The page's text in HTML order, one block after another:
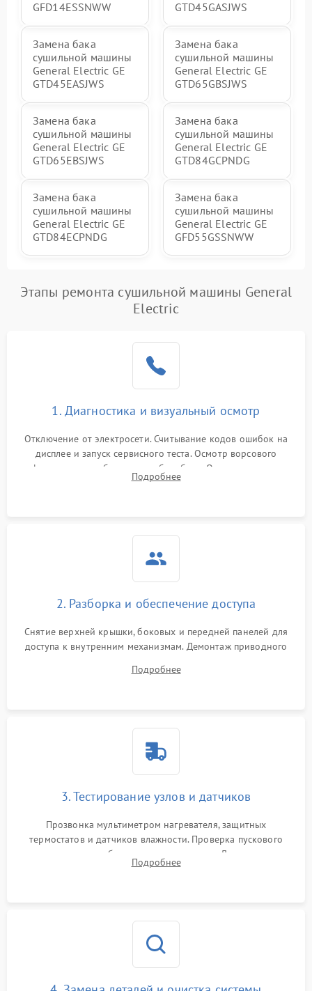
GFD14ESSNWW
GTD45GASJWS
Замена бака
сушильной машины
General Electric GE
GTD45EASJWS
Замена бака
сушильной машины
General Electric GE
GTD65GBSJWS
Замена бака
сушильной машины
General Electric GE
GTD65EBSJWS
Замена бака
сушильной машины
General Electric GE
GTD84GCPNDG
Замена бака
сушильной машины
General Electric GE
GTD84ECPNDG
Замена бака
сушильной машины
General Electric GE
GFD55GSSNWW
Этапы ремонта сушильной машины General
Electric
1. Диагностика и визуальный осмотр
Отключение от электросети. Считывание кодов ошибок на
дисплее и запуск сервисного теста. Осмотр ворсового
фильтра, теплообменника и барабана. Опрос клиента о
неисправностях (не сушит, не крутит барабан, сильно шумит
Подробнее
2. Разборка и обеспечение доступа
Снятие верхней крышки, боковых и передней панелей для
доступа к внутренним механизмам. Демонтаж приводного
Обеспечение свободного доступа к ТЭНу, компрессору,
Подробнее
3. Тестирование узлов и датчиков
Прозвонка мультиметром нагревателя, защитных
термостатов и датчиков влажности. Проверка пускового
конденсатора, обмоток мотора и помпы. Для машин с
тепловым насосом — диагностика работы компрессора и
Подробнее